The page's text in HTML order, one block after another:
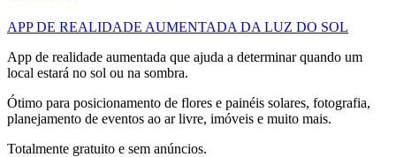
APP DE REALIDADE AUMENTADA DA LUZ DO SOL
App de realidade aumentada que ajuda a determinar quando um
local estará no sol ou na sombra.
Ótimo para posicionamento de flores e painéis solares, fotografia,
planejamento de eventos ao ar livre, imóveis e muito mais.
Totalmente gratuito e sem anúncios.